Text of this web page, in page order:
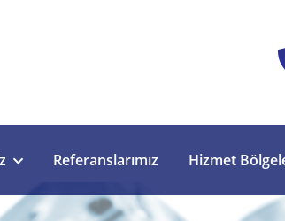
Referanslarımız Hizmet